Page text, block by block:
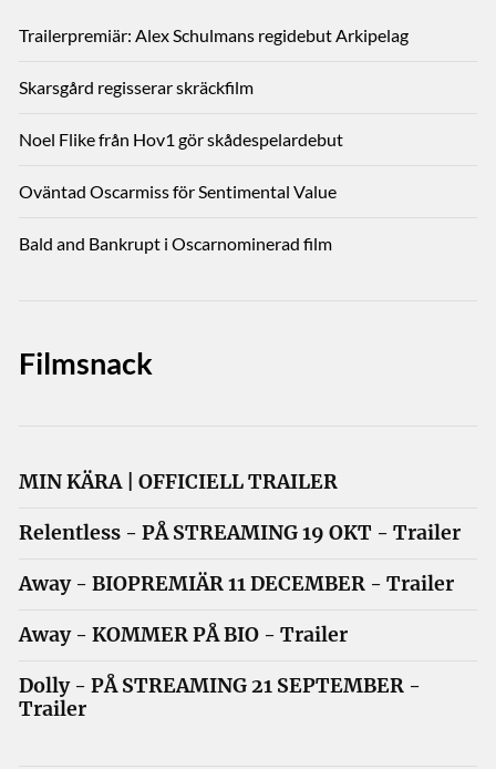
Trailerpremiär: Alex Schulmans regidebut Arkipelag
Skarsgård regisserar skräckfilm
Noel Flike från Hov1 gör skådespelardebut
Oväntad Oscarmiss för Sentimental Value
Bald and Bankrupt i Oscarnominerad film
Filmsnack
MIN KÄRA | OFFICIELL TRAILER
Relentless - PÅ STREAMING 19 OKT - Trailer
Away - BIOPREMIÄR 11 DECEMBER - Trailer
Away - KOMMER PÅ BIO - Trailer
Dolly - PÅ STREAMING 21 SEPTEMBER -
Trailer